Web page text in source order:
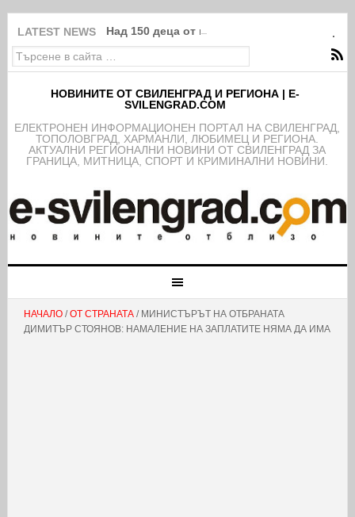
LATEST NEWS Над 150 деца от школата на ФК
НОВИНИТЕ ОТ СВИЛЕНГРАД И РЕГИОНА | E-
SVILENGRAD.COM
EЛЕКТРОНЕН ИНФОРМАЦИОНЕН ПОРТАЛ НА СВИЛЕНГРАД,
ТОПОЛОВГРАД, ХАРМАНЛИ, ЛЮБИМЕЦ И РЕГИОНА.
АКТУАЛНИ РЕГИОНАЛНИ НОВИНИ ОТ СВИЛЕНГРАД ЗА
ГРАНИЦА, МИТНИЦА, СПОРТ И КРИМИНАЛНИ НОВИНИ.
НАЧАЛО/ОТ СТРАНАТА/ МИНИСТЪРЪТ НА ОТБРАНАТА
ДИМИТЪР СТОЯНОВ: НАМАЛЕНИЕ НА ЗАПЛАТИТЕ НЯМА ДА ИМА